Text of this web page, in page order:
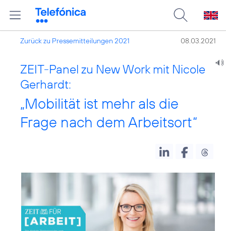
Zurück zu Pressemitteilungen 2021 08.03.2021
ZEIT-Panel zu New Work mit Nicole
Gerhardt:
„Mobilität ist mehr als die
Frage nach dem Arbeitsort“